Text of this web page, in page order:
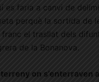
es faria a canvi de
perquè la sortida de
franc el trasllat dels
de la Bonanova.
on s’enterraven